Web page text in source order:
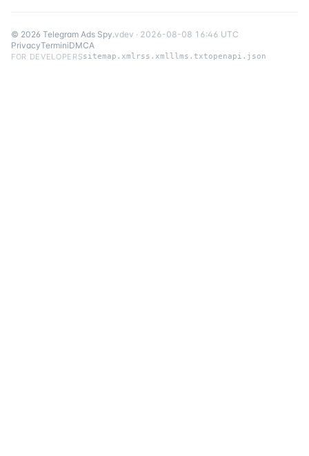
© 2026 Telegram Ads Spy.vdev · 2026-08-08 16:46 UTC
PrivacyTerminiDMCA
FOR DEVELOPERSsitemap.xml rss.xml llms.txtopenapi.json